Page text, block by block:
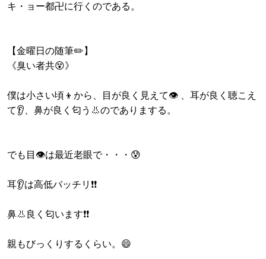
キ・ョー都卍に行くのである。
【金曜日の随筆✏️】
《臭い者共😵》
僕は小さい頃👦から、目が良く見えて👁️ 、耳が良く聴こえ
て👂️、鼻が良く匂う👃のでありまする。
でも目👁️は最近老眼で・・・😰
耳👂️は高低バッチリ❗❗
鼻👃良く匂います❗❗
親もびっくりするくらい。😄